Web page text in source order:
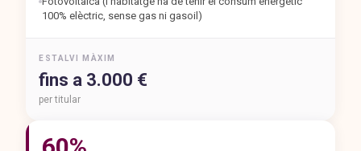
100% elèctric, sense gas ni gasoil)
ESTALVI MÀXIM
fins a 3.000 €
per titular